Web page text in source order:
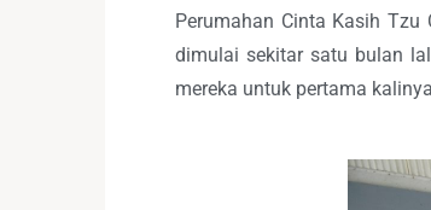
Perumahan Cinta Kasih Tzu
dimulai sekitar satu bulan
mereka untuk pertama